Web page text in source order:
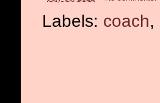
Labels: coach,